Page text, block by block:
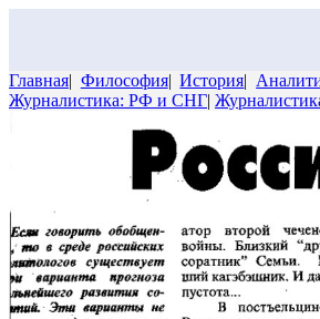
Главная| Философия|История|
Журналистика: РФ и СНГ|